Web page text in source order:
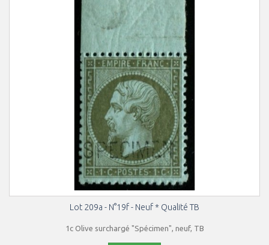
Lot 209a - N°19f - Neuf * Qualité TB
1c Olive surchargé "Spécimen", neuf, TB